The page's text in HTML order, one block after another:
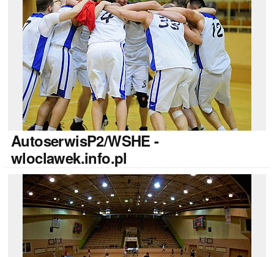
AutoserwisP2/WSHE -
wloclawek.info.pl